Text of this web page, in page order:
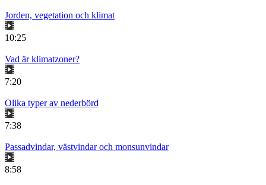
Jorden, vegetation och klimat
10:25
Vad är klimatzoner?
7:20
Olika typer av nederbörd
7:38
Passadvindar, västvindar och monsunvindar
8:58